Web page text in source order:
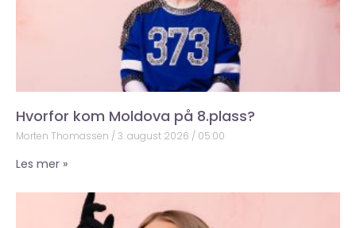
Hvorfor kom Moldova på 8.plass?
Morten Thomassen 3. august 2026 05:00
Les mer »